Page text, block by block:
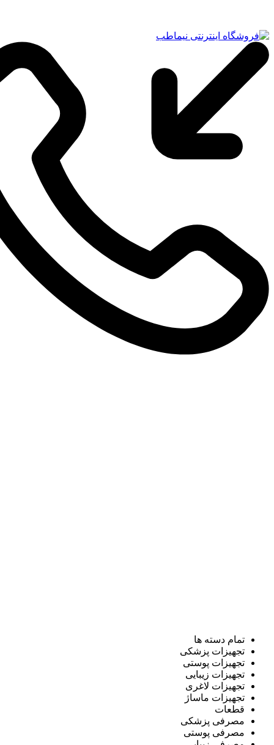
تمام دسته ها
تجهیزات پزشکی
تجهیزات پوستی
تجهیزات زیبایی
تجهیزات لاغری
تجهیزات ماساژ
قطعات
مصرفی پزشکی
مصرفی پوستی